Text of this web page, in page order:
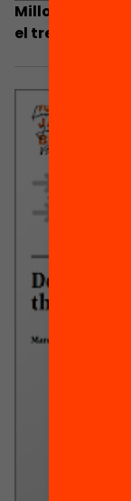
Millora
el treball per